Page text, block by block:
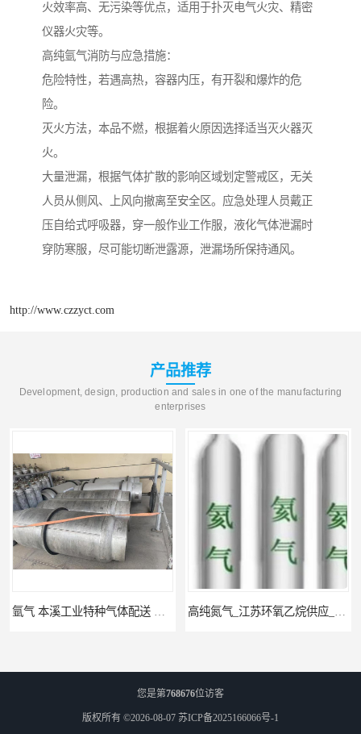
火效率高、无污染等优点，适用于扑灭电气火灾、精密
仪器火灾等。
高纯氩气消防与应急措施：
危险特性，若遇高热，容器内压，有开裂和爆炸的危
险。
灭火方法，本品不燃，根据着火原因选择适当灭火器灭
火。
大量泄漏，根据气体扩散的影响区域划定警戒区，无关
人员从侧风、上风向撤离至安全区。应急处理人员戴正
压自给式呼吸器，穿一般作业工作服，液化气体泄漏时
穿防寒服，尽可能切断泄露源，泄漏场所保持通风。
http://www.czzyct.com
产品推荐
Development, design, production and sales in one of the manufacturing
enterprises
您是第768676位访客
版权所有 ©2026-08-07 苏ICP备2025166066号-1